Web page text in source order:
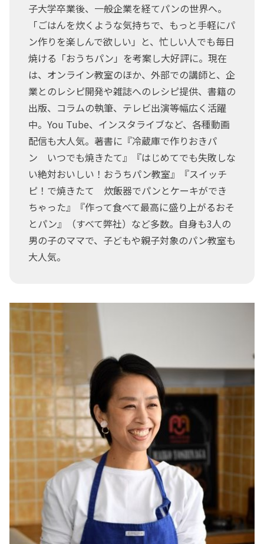
子大学卒業後、一般企業を経てパンの世界へ。
「ごはんを炊くような気持ちで、もっと手軽にパ
ン作りを楽しんで欲しい」と、忙しい人でも毎日
焼ける「おうちパン」を考案し大好評に。現在
は、オンライン教室のほか、外部での講師と、企
業とのレシピ開発や雑誌へのレシピ提供、書籍の
出版、コラムの執筆、テレビ出演等幅広く活躍
中。You Tube、インスタライブなど、各種動画
配信も大人気。著書に『冷蔵庫で作りおきパ
ン いつでも焼きたて』『はじめてでも失敗しな
い絶対おいしい！おうちパン教室』『スイッチ
ピ！で焼きたて 炊飯器でパンとケーキができ
ちゃった』『作って食べて最高に盛り上がるおそ
とパン』（すべて弊社）など多数。自身も3人の
男の子のママで、子どもや親子対象のパン教室も
大人気。